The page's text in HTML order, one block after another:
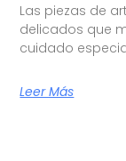
Las piezas de
delicados que
cuidado
Leer Más